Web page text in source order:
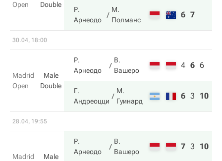
Open
Double
Р.
Арнеодо
М.
Полманс
6 7
30.04, 18:00
Madrid
Open
Male
Double
Р.
Арнеодо
В.
Вашеро
4 6 6
Г.
Андреоцци
М.
Гуинард
6 3 10
28.04, 19:55
Madrid
Male
Р.
Арнеодо
В.
Вашеро
7 3 10